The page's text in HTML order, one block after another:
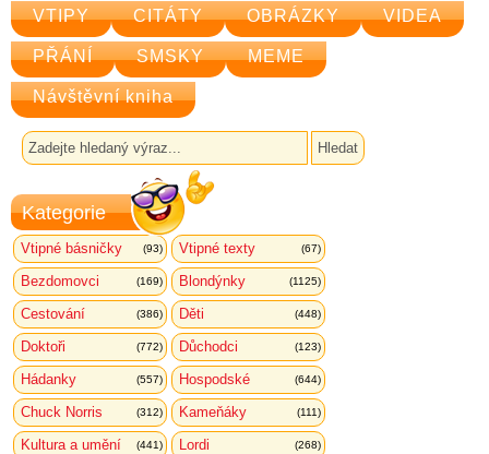
VTIPY CITÁTY OBRÁZKY VIDEA
PŘÁNÍ SMSKY MEME
Návštěvní kniha
Kategorie
Vtipné básničky (93) Vtipné texty (67)
Bezdomovci (169) Blondýnky (1125)
Cestování (386) Děti (448)
Doktoři (772) Důchodci (123)
Hádanky (557) Hospodské (644)
Chuck Norris (312) Kameňáky (111)
Kultura a umění (441) Lordi (268)